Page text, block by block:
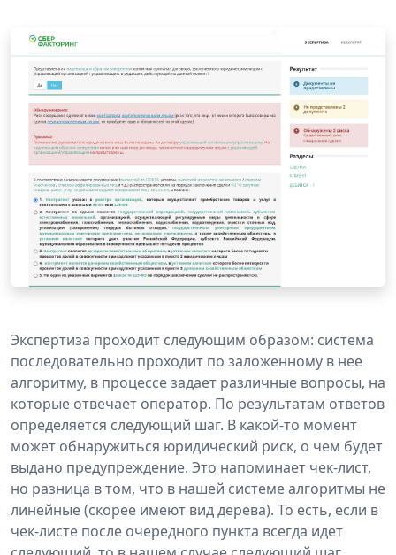
Экспертиза проходит следующим образом: система
последовательно проходит по заложенному в нее
алгоритму, в процессе задает различные вопросы, на
которые отвечает оператор. По результатам ответов
определяется следующий шаг. В какой-то момент
может обнаружиться юридический риск, о чем будет
выдано предупреждение. Это напоминает чек-лист,
но разница в том, что в нашей системе алгоритмы не
линейные (скорее имеют вид дерева). То есть, если в
чек-листе после очередного пункта всегда идет